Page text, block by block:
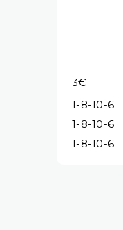
3€
1-8-10-6
1-8-10-6
1-8-10-6